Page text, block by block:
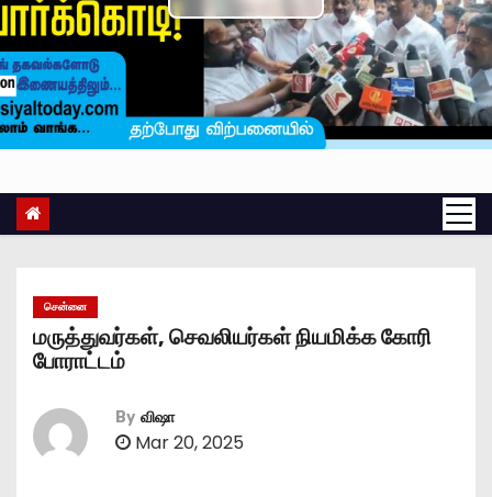
சென்னை
மருத்துவர்கள், செவலியர்கள் நியமிக்க கோரி
போராட்டம்
By விஷா
Mar 20, 2025